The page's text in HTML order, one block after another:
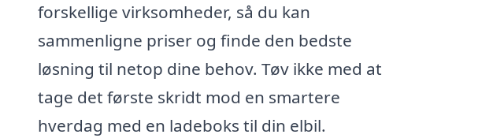
forskellige virksomheder, så du kan
sammenligne priser og finde den bedste
løsning til netop dine behov. Tøv ikke med at
tage det første skridt mod en smartere
hverdag med en ladeboks til din elbil.